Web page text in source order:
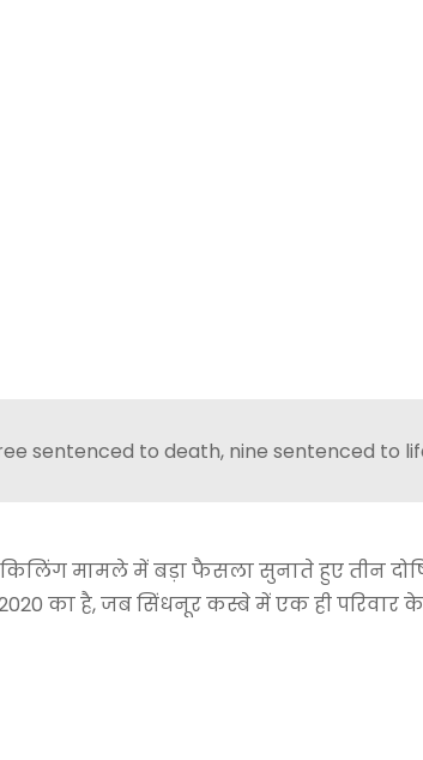
मामले में बड़ा फैसला सुनाते हुए तीन
का है, जब सिंधनूर कस्बे में एक ही परिवार